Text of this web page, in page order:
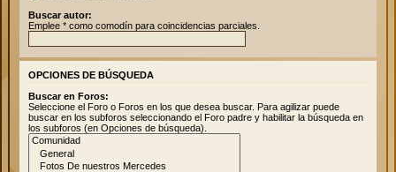
Buscar autor:
Emplee * como comodín para coincidencias parciales.
OPCIONES DE BÚSQUEDA
Buscar en Foros:
Seleccione el Foro o Foros en los que desea buscar. Para agilizar puede
buscar en los subforos seleccionando el Foro padre y habilitar la búsqueda en
los subforos (en Opciones de búsqueda).